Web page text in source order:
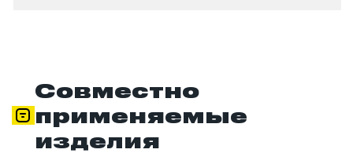
Совместно
применяемые
изделия